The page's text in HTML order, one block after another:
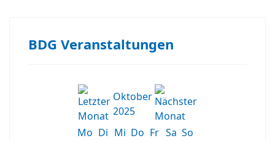
BDG Veranstaltungen
Oktober
2025
Mo Di Mi Do Fr Sa So